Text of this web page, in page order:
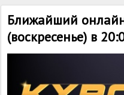
Ближайший
(воскресенье) в